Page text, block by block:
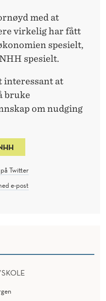
med at
virkelig har fått
spesielt,
spesielt.
interessant at
bruke
om nudging
Twitter
e-post